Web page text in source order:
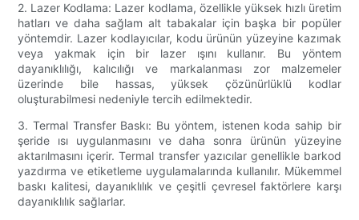
2. Lazer Kodlama: Lazer kodlama, özellikle yüksek hızlı üretim
hatları ve daha sağlam alt tabakalar için başka bir popüler
yöntemdir. Lazer kodlayıcılar, kodu ürünün yüzeyine kazımak
veya yakmak için bir lazer ışını kullanır. Bu yöntem
dayanıklılığı, kalıcılığı ve markalanması zor malzemeler
üzerinde bile hassas, yüksek çözünürlüklü kodlar
oluşturabilmesi nedeniyle tercih edilmektedir.
3. Termal Transfer Baskı: Bu yöntem, istenen koda sahip bir
şeride ısı uygulanmasını ve daha sonra ürünün yüzeyine
aktarılmasını içerir. Termal transfer yazıcılar genellikle barkod
yazdırma ve etiketleme uygulamalarında kullanılır. Mükemmel
baskı kalitesi, dayanıklılık ve çeşitli çevresel faktörlere karşı
dayanıklılık sağlarlar.